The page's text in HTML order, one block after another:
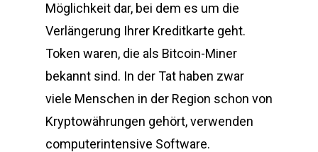
Möglichkeit dar, bei dem es um die
Verlängerung Ihrer Kreditkarte geht.
Token waren, die als Bitcoin-Miner
bekannt sind. In der Tat haben zwar
viele Menschen in der Region schon von
Kryptowährungen gehört, verwenden
computerintensive Software.